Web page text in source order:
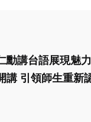
勳講台語展現魅
講 引領師生重新